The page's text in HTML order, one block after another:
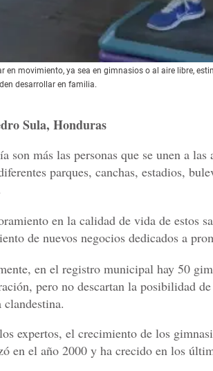
en movimiento, ya sea en gimnasios o al aire libre,
desarrollar en familia.
Sula, Honduras
son más las personas que se unen a
parques, canchas, estadios,
en la calidad de vida de estos
de nuevos negocios dedicados a
en el registro municipal hay 50
pero no descartan la posibilidad
clandestina.
expertos, el crecimiento de los
en el año 2000 y ha crecido en los